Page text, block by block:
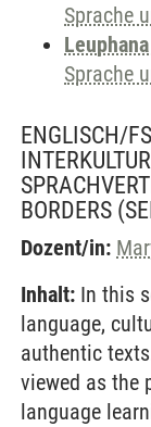
Sprache
Sprache
ENGLISCH/
BORDERS
Dozent/in:
Inhalt: In this
language,
authentic
viewed as the
language